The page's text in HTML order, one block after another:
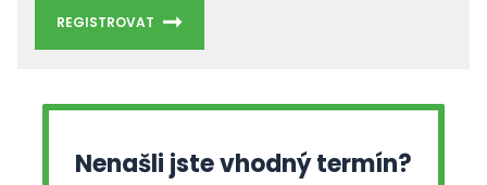
REGISTROVAT
Nenašli jste vhodný termín?